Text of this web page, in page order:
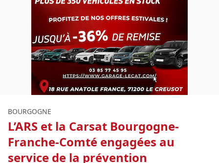
BOURGOGNE
L’ARS et la Carsat Bourgogne-
Franche-Comté engagées au
service de la prévention